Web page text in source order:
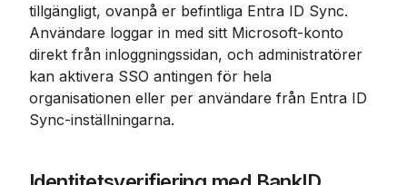
tillgängligt, ovanpå er befintliga Entra ID Sync.
Användare loggar in med sitt Microsoft-konto
direkt från inloggningssidan, och administratörer
kan aktivera SSO antingen för hela
organisationen eller per användare från Entra ID
Sync-inställningarna.